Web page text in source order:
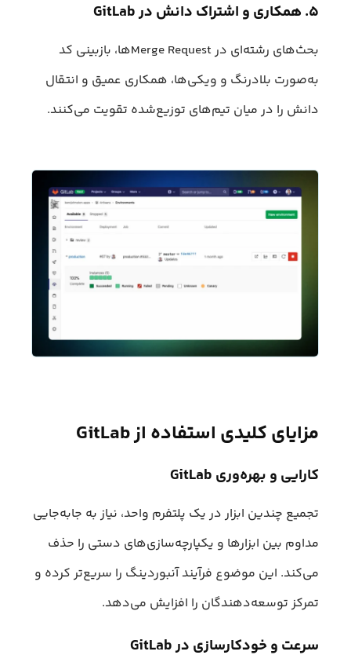
۵. همکاری و اشتراک دانش در GitLab
بحث‌های رشته‌ای در Merge Requestها، بازبینی کد
به‌صورت بلادرنگ و ویکی‌ها، همکاری عمیق و انتقال
دانش را در میان تیم‌های توزیع‌شده تقویت می‌کنند.
مزایای کلیدی استفاده از GitLab
کارایی و بهره‌وری GitLab
تجمیع چندین ابزار در یک پلتفرم واحد، نیاز به جابه‌جایی
مداوم بین ابزارها و یکپارچه‌سازی‌های دستی را حذف
می‌کند. این موضوع فرآیند آنبوردینگ را سریع‌تر کرده و
تمرکز توسعه‌دهندگان را افزایش می‌دهد.
سرعت و خودکارسازی در GitLab